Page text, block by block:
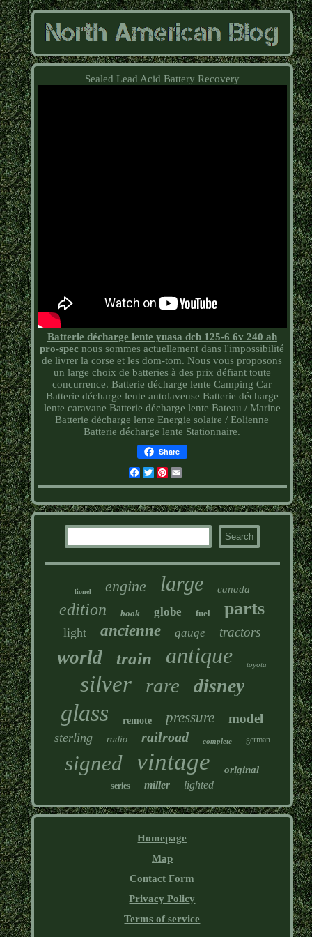
Sealed Lead Acid Battery Recovery
Batterie décharge lente yuasa dcb 125-6 6v 240 ah
pro-spec nous sommes actuellement dans l'impossibilité
de livrer la corse et les dom-tom. Nous vous proposons
un large choix de batteries à des prix défiant toute
concurrence. Batterie décharge lente Camping Car
Batterie décharge lente autolaveuse Batterie décharge
lente caravane Batterie décharge lente Bateau / Marine
Batterie décharge lente Energie solaire / Eolienne
Batterie décharge lente Stationnaire.
Share
Facebook
TwitterPinterest
lionel engine large canada
edition book globe fuel parts
light ancienne gauge tractors
world train antique toyota
silver rare disney
glass remote pressure model
sterling radio railroad complete german
signed vintage original
series miller lighted
Homepage
Map
Contact Form
Privacy Policy
Terms of service